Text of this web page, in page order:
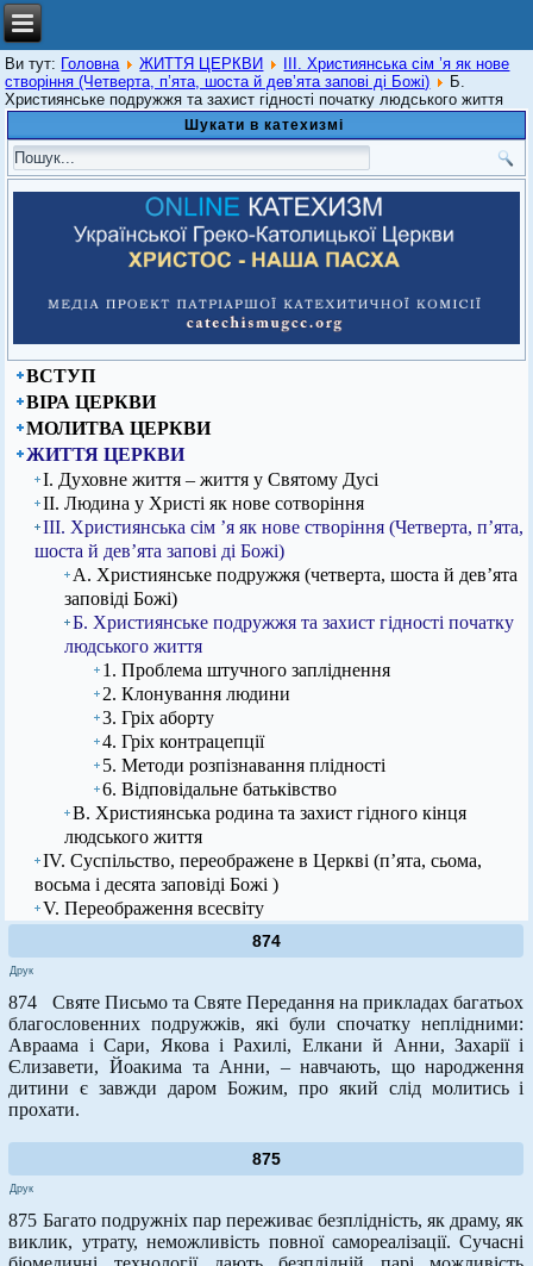
Ви тут: Головна ЖИТТЯ ЦЕРКВИ
ІІІ. Християнська сім ’я як нове
створіння (Четверта, п’ята, шоста й дев’ята запові ді Божі)
Б.
Християнське подружжя та захист гідності початку людського життя
Шукати в катехизмі
ВСТУП
ВІРА ЦЕРКВИ
МОЛИТВА ЦЕРКВИ
ЖИТТЯ ЦЕРКВИ
І. Духовне життя – життя у Святому Дусі
ІІ. Людина у Христі як нове сотворіння
ІІІ. Християнська сім ’я як нове створіння (Четверта, п’ята,
шоста й дев’ята запові ді Божі)
А. Християнське подружжя (четверта, шоста й дев’ята
заповіді Божі)
Б. Християнське подружжя та захист гідності початку
людського життя
1. Проблема штучного запліднення
2. Клонування людини
3. Гріх аборту
4. Гріх контрацепції
5. Методи розпізнавання плідності
6. Відповідальне батьківство
В. Християнська родина та захист гідного кінця
людського життя
IV. Суспільство, переображене в Церкві (п’ята, сьома,
восьма і десята заповіді Божі )
V. Переображення всесвіту
874
Друк
874 Святе Письмо та Святе Передання на прикладах багатьох
благословенних подружжів, які були спочатку неплідними:
Авраама і Сари, Якова і Рахилі, Елкани й Анни, Захарії і
Єлизавети, Йоакима та Анни, – навчають, що народження
дитини є завжди даром Божим, про який слід молитись і
прохати.
875
Друк
875 Багато подружніх пар переживає безплідність, як драму, як
виклик, утрату, неможливість повної самореалізації. Сучасні